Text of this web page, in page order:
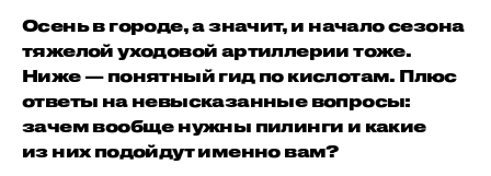
Осень в городе, а значит, и начало сезона
тяжелой уходовой артиллерии тоже.
Ниже — понятный гид по кислотам. Плюс
ответы на невысказанные вопросы:
зачем вообще нужны пилинги и какие
из них подойдут именно вам?